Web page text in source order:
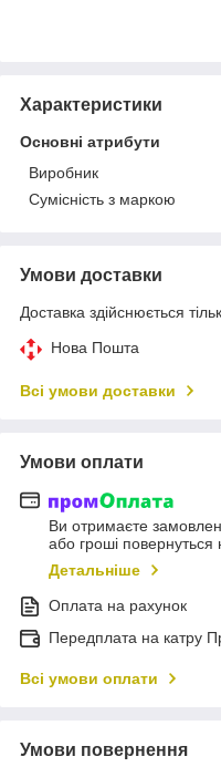
Характеристики
Основні атрибути
Виробник
Сумісність з маркою
Умови доставки
Доставка здійснюється
Нова Пошта
Всі умови доставки
Умови оплати
Ви отримаєте
або гроші повернуться
Детальніше
Оплата на рахунок
Передплата на катру
Всі умови оплати
Умови повернення